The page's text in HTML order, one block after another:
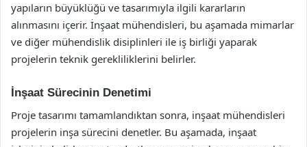
yapıların büyüklüğü ve tasarımıyla ilgili kararların
alınmasını içerir. İnşaat mühendisleri, bu aşamada mimarlar
ve diğer mühendislik disiplinleri ile iş birliği yaparak
projelerin teknik gerekliliklerini belirler.
İnşaat Sürecinin Denetimi
Proje tasarımı tamamlandıktan sonra, inşaat mühendisleri
projelerin inşa sürecini denetler. Bu aşamada, inşaat